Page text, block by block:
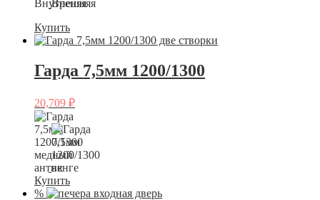
Купить
Гарда 7,5мм 1200/1300
20,709 ₽
Купить
%